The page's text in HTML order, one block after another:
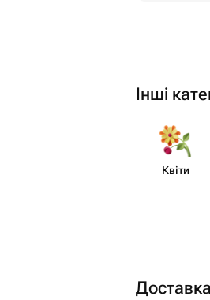
Інші
Квіти
Доставка